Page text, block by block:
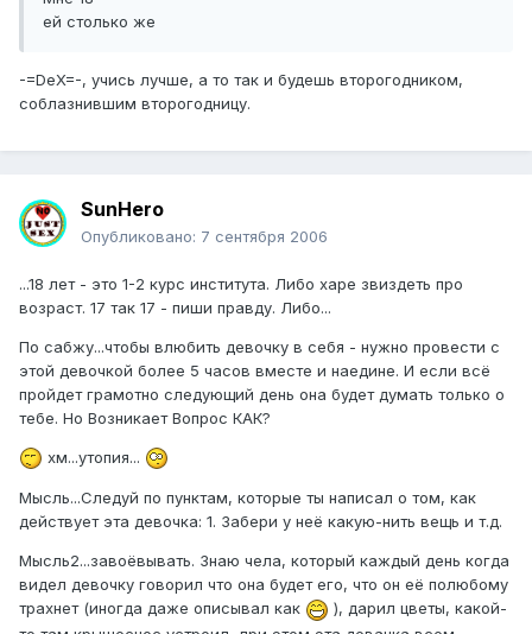
ей столько же
-=DeX=-, учись лучше, а то так и будешь второгодником,
соблазнившим второгодницу.
SunHero
Опубликовано: 7 сентября 2006
...18 лет - это 1-2 курс института. Либо харе звиздеть про
возраст. 17 так 17 - пиши правду. Либо...
По сабжу...чтобы влюбить девочку в себя - нужно провести с
этой девочкой более 5 часов вместе и наедине. И если всё
пройдет грамотно следующий день она будет думать только о
тебе. Но Возникает Вопрос КАК?
хм...утопия...
Мысль...Следуй по пунктам, которые ты написал о том, как
действует эта девочка: 1. Забери у неё какую-нить вещь и т.д.
Мысль2...завоёвывать. Знаю чела, который каждый день когда
видел девочку говорил что она будет его, что он её полюбому
трахнет (иногда даже описывал как
), дарил цветы, какой-